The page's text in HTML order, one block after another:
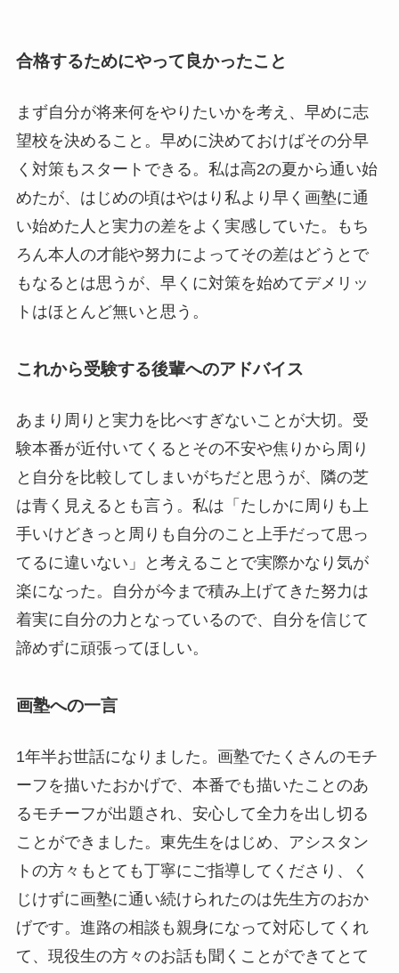
合格するためにやって良かったこと
まず自分が将来何をやりたいかを考え、早めに志
望校を決めること。早めに決めておけばその分早
く対策もスタートできる。私は高2の夏から通い始
めたが、はじめの頃はやはり私より早く画塾に通
い始めた人と実力の差をよく実感していた。もち
ろん本人の才能や努力によってその差はどうとで
もなるとは思うが、早くに対策を始めてデメリッ
トはほとんど無いと思う。
これから受験する後輩へのアドバイス
あまり周りと実力を比べすぎないことが大切。受
験本番が近付いてくるとその不安や焦りから周り
と自分を比較してしまいがちだと思うが、隣の芝
は青く見えるとも言う。私は「たしかに周りも上
手いけどきっと周りも自分のこと上手だって思っ
てるに違いない」と考えることで実際かなり気が
楽になった。自分が今まで積み上げてきた努力は
着実に自分の力となっているので、自分を信じて
諦めずに頑張ってほしい。
画塾への一言
1年半お世話になりました。画塾でたくさんのモチ
ーフを描いたおかげで、本番でも描いたことのあ
るモチーフが出題され、安心して全力を出し切る
ことができました。東先生をはじめ、アシスタン
トの方々もとても丁寧にご指導してくださり、く
じけずに画塾に通い続けられたのは先生方のおか
げです。進路の相談も親身になって対応してくれ
て、現役生の方々のお話も聞くことができてとて